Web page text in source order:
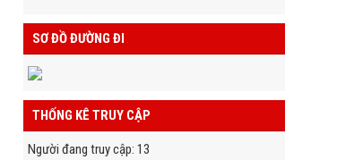
SƠ ĐỒ ĐƯỜNG ĐI
THỐNG KÊ TRUY CẬP
Người đang truy cập: 13